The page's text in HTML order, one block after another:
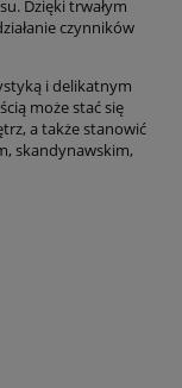
Dzięki trwałym
czynników
i delikatnym
może stać się
a także stanowić
skandynawskim,